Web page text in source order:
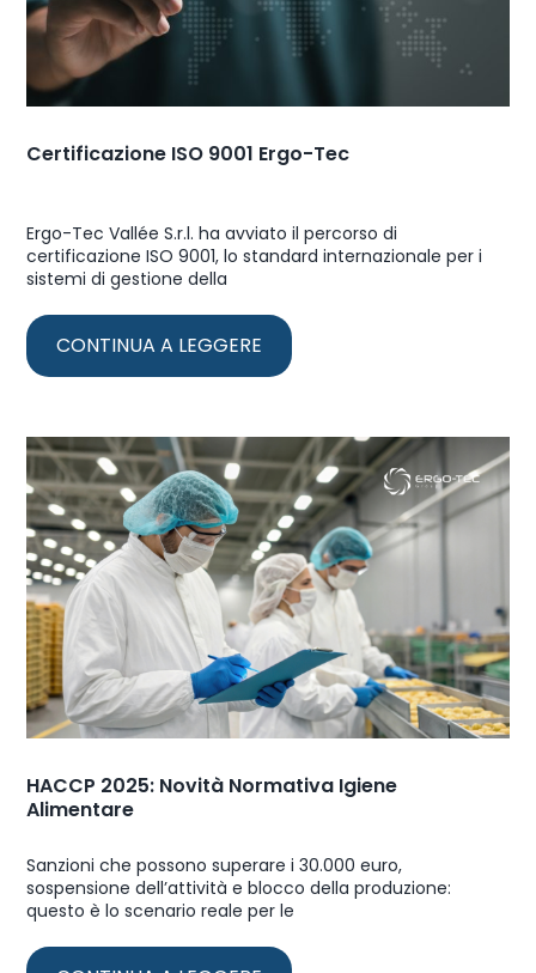
Certificazione ISO 9001 Ergo-Tec
Ergo-Tec Vallée S.r.l. ha avviato il percorso di
certificazione ISO 9001, lo standard internazionale per i
sistemi di gestione della
CONTINUA A LEGGERE
HACCP 2025: Novità Normativa Igiene
Alimentare
Sanzioni che possono superare i 30.000 euro,
sospensione dell’attività e blocco della produzione:
questo è lo scenario reale per le